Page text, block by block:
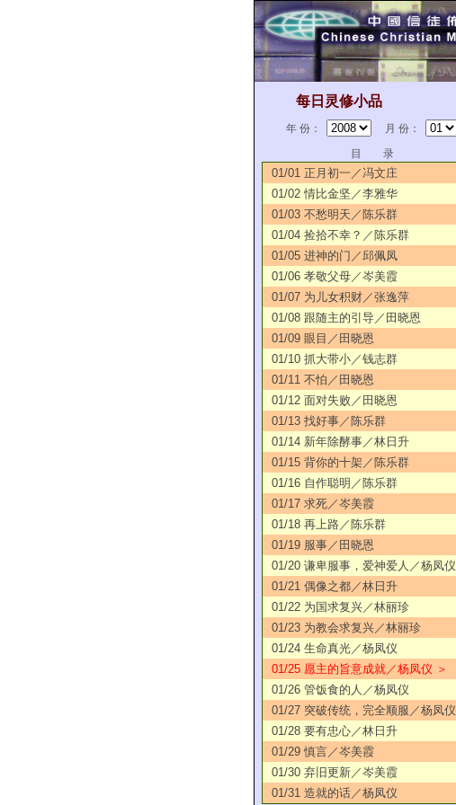
每日灵修小品
年 份：
月 份：
目 录
01/01 正月初一／冯文庄
01/02 情比金坚／李雅华
01/03 不愁明天／陈乐群
01/04 捡拾不幸？／陈乐群
01/05 进神的门／邱佩凤
01/06 孝敬父母／岑美霞
01/07 为儿女积财／张逸萍
01/08 跟随主的引导／田晓恩
01/09 眼目／田晓恩
01/10 抓大带小／钱志群
01/11 不怕／田晓恩
01/12 面对失败／田晓恩
01/13 找好事／陈乐群
01/14 新年除酵事／林日升
01/15 背你的十架／陈乐群
01/16 自作聪明／陈乐群
01/17 求死／岑美霞
01/18 再上路／陈乐群
01/19 服事／田晓恩
01/20 谦卑服事，爱神爱人／杨凤仪
01/21 偶像之都／林日升
01/22 为国求复兴／林丽珍
01/23 为教会求复兴／林丽珍
01/24 生命真光／杨凤仪
01/25 愿主的旨意成就／杨凤仪 ＞
01/26 管饭食的人／杨凤仪
01/27 突破传统，完全顺服／杨凤仪
01/28 要有忠心／林日升
01/29 慎言／岑美霞
01/30 弃旧更新／岑美霞
01/31 造就的话／杨凤仪